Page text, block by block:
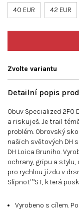
40 EUR
42 EUR
Zvolte variantu
hvězdiček.
Detailní popis
Obuv Specialized 2FO
a riskuješ. Je trail
problém. Obrovský
našich světových DH
DH Loica Bruniho.
ochrany, gripu a
pro rychlou jízdu v
Slipnot™ST, která
Vyrobeno s cílem.